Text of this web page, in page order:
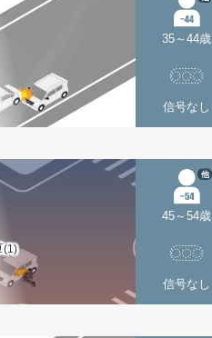
35～44歳
信号なし
(1)
45～54歳
他
信号なし